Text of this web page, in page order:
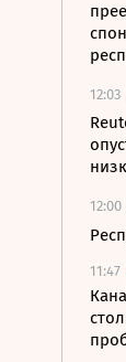
12:03
12:00
11:47